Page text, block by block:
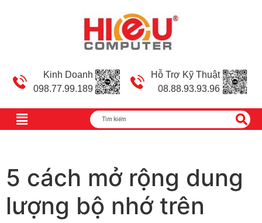
Kinh Doanh
098.77.99.189
Hỗ Trợ Kỹ Thuật
08.88.93.93.96
5 cách mở rộng dung
lượng bộ nhớ trên